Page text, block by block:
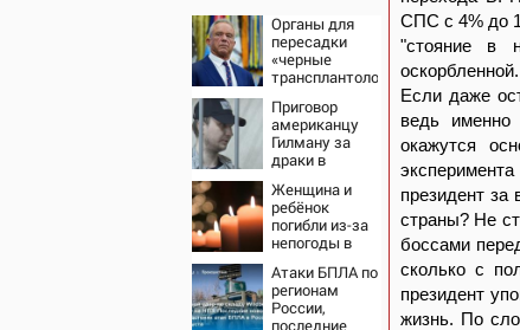
Органы для
пересадки
«черные
трансплантологи»
еще живых
пациентов
Приговор
американцу
Гилману за
драки в
СИЗО
потребовали
ужесточить -
Новости на
Вести.ru
Женщина и
ребёнок
погибли из-за
непогоды в
Атаки БПЛА по
регионам
России,
последние
СПС с 4% до
"стояние в
Если даже
ведь именно
окажутся
президент за
страны? Не
боссами
сколько с
президент
жизнь. По